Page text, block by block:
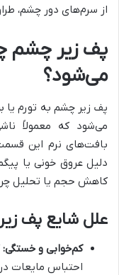
از سرم‌های دور چشم،
پف زیر چشم
می‌شود؟
پف زیر چشم به تورم یا
می‌شود که معمولاً
بافت‌های نرم این
دلیل عروق خونی یا
کاهش حجم یا تحلیل
علل شایع پف
کم‌خوابی و خستگی:
احتباس مایعات